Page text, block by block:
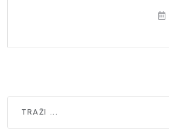
Type 2 or more characters for results.